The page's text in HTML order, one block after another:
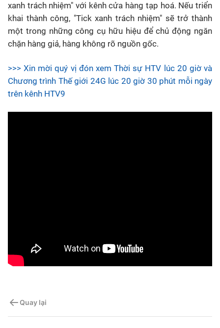
xanh trách nhiệm" với kênh cửa hàng tạp hoá. Nếu triển
khai thành công, "Tick xanh trách nhiệm" sẽ trở thành
một trong những công cụ hữu hiệu để chủ động ngăn
chặn hàng giả, hàng không rõ nguồn gốc.
>>> Xin mời quý vị đón xem Thời sự HTV lúc 20 giờ và
Chương trình Thế giới 24G lúc 20 giờ 30 phút mỗi ngày
trên kênh HTV9
Quay lại